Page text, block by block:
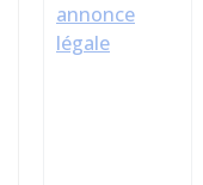
annonce
légale